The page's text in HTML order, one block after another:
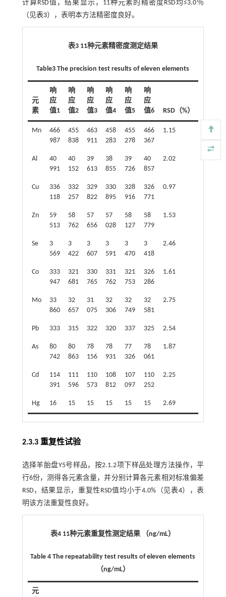
计算RSD值，结果显示，11种元素的精密度RSD均≤3.0％
（见表3），表明本方法精密度良好。
表3 11种元素精密度测定结果
Table3 The precision test results of eleven elements
元
素
响
应
值1
响
应
值2
响
应
值3
响
应
值4
响
应
值5
响
应
值6
RSD（%）
Mn
466
987
455
838
463
911
458
283
455
278
466
367
1.15
Al
40
991
40
152
39
613
38
855
39
726
40
857
2.02
Cu
336
118
332
257
329
822
330
895
328
916
326
771
0.97
Zn
59
513
58
762
57
656
57
028
58
127
58
779
1.53
Se
3
569
3
422
3
607
3
591
3
470
3
418
2.46
Co
333
947
321
681
330
765
331
762
321
753
326
286
1.61
Mo
33
860
32
657
31
075
32
306
32
749
32
581
2.75
Pb 333 315 322 320 337 325 2.54
As
80
742
80
863
78
156
78
931
77
326
78
061
1.87
Cd
114
391
111
596
110
573
108
812
107
097
110
252
2.25
Hg 16 15 15 15 15 15 2.69
2.3.3 重复性试验
选择羊胎盘Y5号样品，按2.1.2项下样品处理方法操作，平
行6份，测得各元素含量，并分别计算各元素相对标准偏差
RSD，结果显示，重复性RSD值均小于4.0%（见表4），表
明该方法重复性良好。
表4 11种元素重复性测定结果 （ng/mL）
Table 4 The repeatability test results of eleven elements
（ng/mL）
元